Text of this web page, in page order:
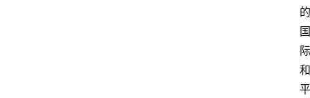
的
国
际
和
平